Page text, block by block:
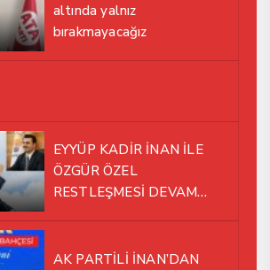
altında yalnız
bırakmayacağız
EYYÜP KADİR İNAN İLE
ÖZGÜR ÖZEL
RESTLEŞMESİ DEVAM
AK PARTİLİ İNAN’DAN